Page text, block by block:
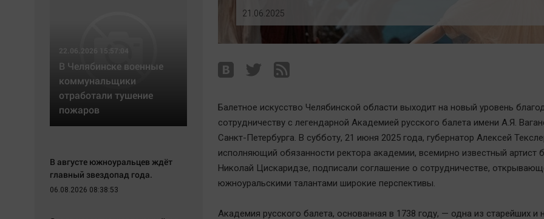
Медиаграмотность
English version
Online-консультация
ЖКХ
Интервью
21.06.2025
Балетное искусство Челябинской области выходит на новый уровень
сотрудничеству с легендарной Академией русского балета имени А.Я.
Санкт-Петербурга. В субботу, 21 июня 2025 года, губернатор Алексей
исполняющий обязанности ректора академии, всемирно известный артист
Николай Цискаридзе, подписали соглашение о сотрудничестве,
южноуральскими талантами широкие перспективы.
Академия русского балета, основанная в 1738 году, — одна из старейших и
22.06.2026 15:57:04
В Челябинске военные
коммунальщики
отработали тушение
пожаров
В августе южноуральцев ждёт
главный звездопад года.
06.08.2026 08:38:53